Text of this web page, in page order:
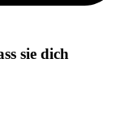
sie dich